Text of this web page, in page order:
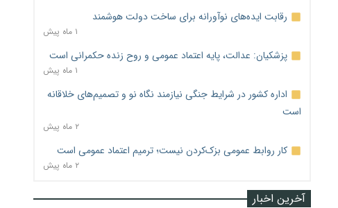
رقابت ایده‌های نوآورانه برای ساخت دولت هوشمند
۱ ماه پیش
پزشکیان: عدالت، پایه اعتماد عمومی و روح زنده حکمرانی است
۱ ماه پیش
اداره کشور در شرایط جنگی نیازمند نگاه نو و تصمیم‌های خلاقانه
است
۲ ماه پیش
کار روابط عمومی بزک‌کردن نیست؛ ترمیم اعتماد عمومی است
۲ ماه پیش
آخرین اخبار